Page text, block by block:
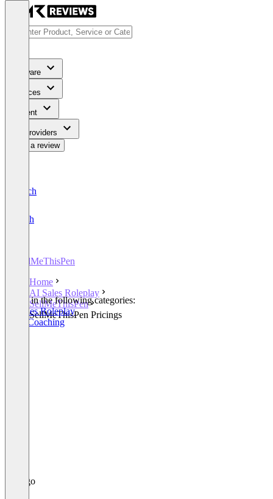
Software
Services
Content
For Providers
Write a review
Deutsch
English
SellMeThisPen
Home
AI Sales Roleplay
SellMeThisPen
SellMeThisPen Pricings
Listed in the following categories:
AI Sales Roleplay
Sales Coaching